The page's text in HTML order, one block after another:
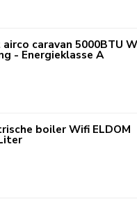
caravan 5000BTU
- Energieklasse A
boiler Wifi ELDOM